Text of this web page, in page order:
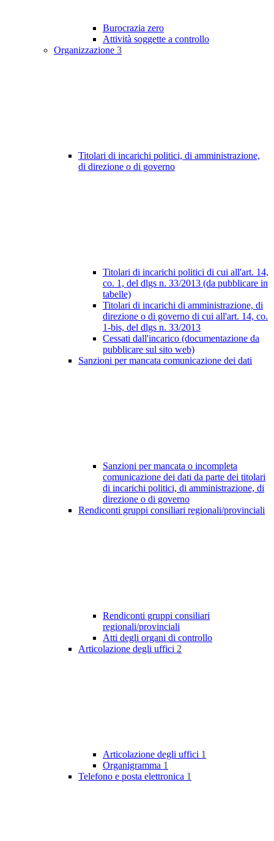
Burocrazia zero
Attività soggette a controllo
Organizzazione 3
Titolari di incarichi politici, di amministrazione,
di direzione o di governo
Titolari di incarichi politici di cui all'art. 14,
co. 1, del dlgs n. 33/2013 (da pubblicare in
tabelle)
Titolari di incarichi di amministrazione, di
direzione o di governo di cui all'art. 14, co.
1-bis, del dlgs n. 33/2013
Cessati dall'incarico (documentazione da
pubblicare sul sito web)
Sanzioni per mancata comunicazione dei dati
Sanzioni per mancata o incompleta
comunicazione dei dati da parte dei titolari
di incarichi politici, di amministrazione, di
direzione o di governo
Rendiconti gruppi consiliari regionali/provinciali
Rendiconti gruppi consiliari
regionali/provinciali
Atti degli organi di controllo
Articolazione degli uffici 2
Articolazione degli uffici 1
Organigramma 1
Telefono e posta elettronica 1